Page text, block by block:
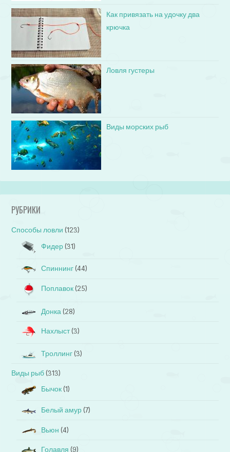
Как привязать на удочку два
крючка
Ловля густеры
Виды морских рыб
РУБРИКИ
Способы ловли (123)
Фидер (31)
Спиннинг (44)
Поплавок (25)
Донка (28)
Нахлыст(3)
Троллинг (3)
Виды рыб (313)
Бычок (1)
Белый амур (7)
Вьюн (4)
Голавля (9)